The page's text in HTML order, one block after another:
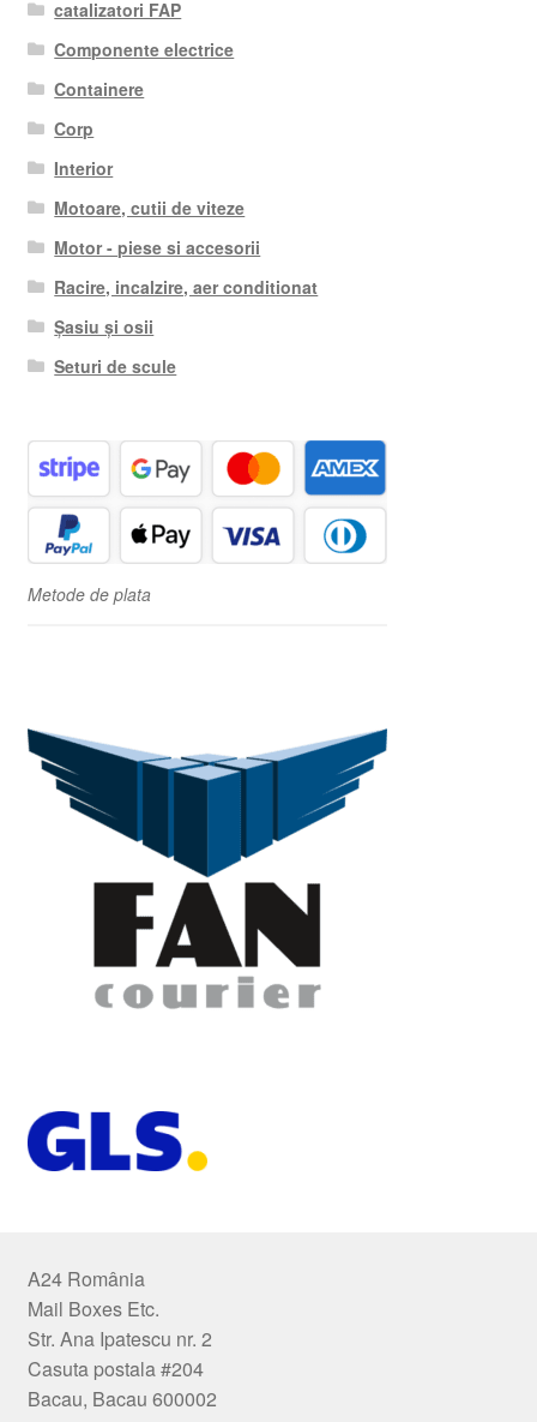
catalizatori FAP
Componente electrice
Containere
Corp
Interior
Motoare, cutii de viteze
Motor - piese si accesorii
Racire, incalzire, aer conditionat
Șasiu și osii
Seturi de scule
Metode de plata
A24 România
Mail Boxes Etc.
Str. Ana Ipatescu nr. 2
Casuta postala #204
Bacau, Bacau 600002